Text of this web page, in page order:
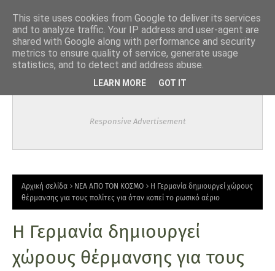
Responsive Advertisement
Αρχική σελίδα ΝΕΑ ΑΠΟ ΤΟΝ ΚΟΣΜΟ
Η Γερμανία δημιουργεί χώρους
θέρμανσης για τους πολίτες για όταν κοπεί το ρωσικό αέριο
Η Γερμανία δημιουργεί
χώρους θέρμανσης για τους
This site uses cookies from Google to deliver its services
and to analyze traffic. Your IP address and user-agent are
shared with Google along with performance and security
metrics to ensure quality of service, generate usage
statistics, and to detect and address abuse.
LEARN MORE GOT IT